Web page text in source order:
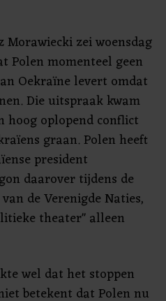
Morawiecki zei woensdag
Polen momenteel geen
Oekraïne levert omdat
Die uitspraak kwam
hoog oplopend conflict
graan. Polen heeft
president
daarover tijdens de
de Verenigde Naties,
theater" alleen
wel dat het stoppen
betekent dat Polen nu